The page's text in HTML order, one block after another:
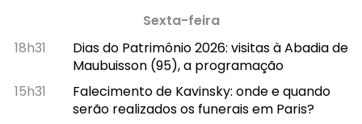
Sexta-feira
18h31
Dias do Patrimônio 2026: visitas à Abadia de
Maubuisson (95), a programação
15h31
Falecimento de Kavinsky: onde e quando
serão realizados os funerais em Paris?